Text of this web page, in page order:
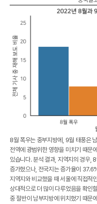
8월 폭우는 중부지방에, 9월 태풍은
전역에 광범위한 영향을 미치기 때문
있습니다. 분석 결과, 지역지의 경우,
증가했으나, 전국지는 증가율이
지역지와 비교했을 때 서울에 직접적
상대적으로 더 많이 다루었음을 확인
중 절반이 남부지방에 위치했기 때문